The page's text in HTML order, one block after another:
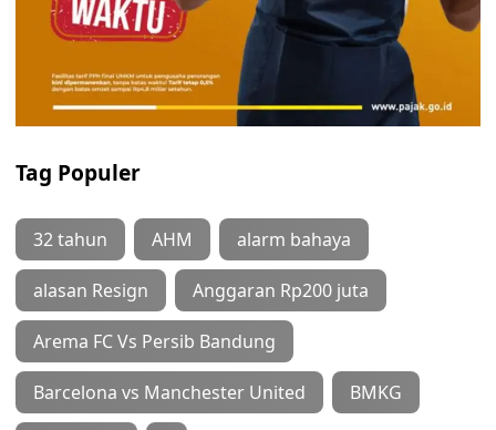
Tag Populer
32 tahun AHM alarm bahaya
alasan Resign Anggaran Rp200 juta
Arema FC Vs Persib Bandung
Barcelona vs Manchester United BMKG